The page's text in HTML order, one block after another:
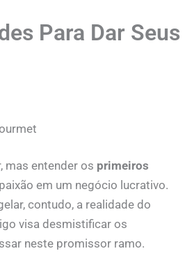
Para Dar Seus
mas entender os primeiros
em um negócio lucrativo.
contudo, a realidade do
visa desmistificar os
neste promissor ramo.